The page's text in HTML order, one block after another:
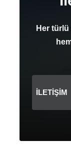
Her
İLETIŞIM